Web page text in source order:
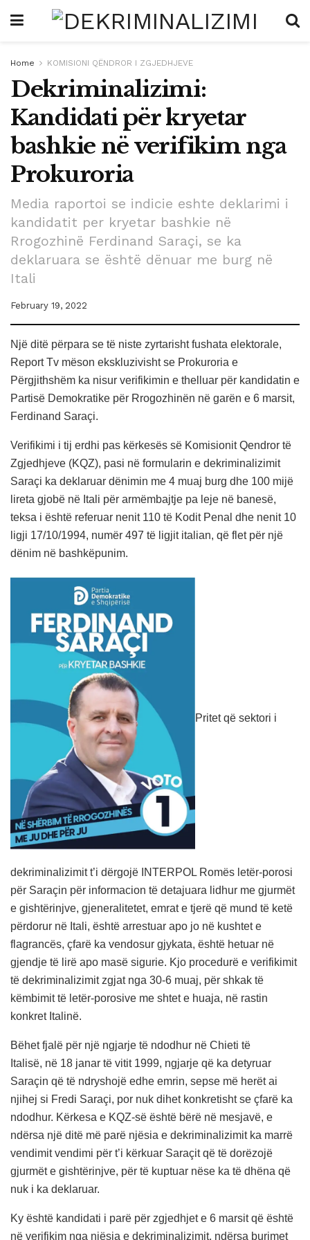
Home KOMISIONI QËNDROR I ZGJEDHJEVE
Dekriminalizimi:
Kandidati për kryetar
bashkie në verifikim nga
Prokuroria
Media raportoi se indicie eshte deklarimi i
kandidatit per kryetar bashkie në
Rrogozhinë Ferdinand Saraçi, se ka
deklaruara se është dënuar me burg në
Itali
February 19, 2022
Një ditë përpara se të niste zyrtarisht fushata elektorale,
Report Tv mëson ekskluzivisht se Prokuroria e
Përgjithshëm ka nisur verifikimin e thelluar për kandidatin e
Partisë Demokratike për Rrogozhinën në garën e 6 marsit,
Ferdinand Saraçi.
Verifikimi i tij erdhi pas kërkesës së Komisionit Qendror të
Zgjedhjeve (KQZ), pasi në formularin e dekriminalizimit
Saraçi ka deklaruar dënimin me 4 muaj burg dhe 100 mijë
lireta gjobë në Itali për armëmbajtje pa leje në banesë,
teksa i është referuar nenit 110 të Kodit Penal dhe nenit 10
ligji 17/10/1994, numër 497 të ligjit italian, që flet për një
dënim në bashkëpunim.
Pritet që sektori i
dekriminalizimit t’i dërgojë INTERPOL Romës letër-porosi
për Saraçin për informacion të detajuara lidhur me gjurmët
e gishtërinjve, gjeneralitetet, emrat e tjerë që mund të ketë
përdorur në Itali, është arrestuar apo jo në kushtet e
flagrancës, çfarë ka vendosur gjykata, është hetuar në
gjendje të lirë apo masë sigurie. Kjo procedurë e verifikimit
të dekriminalizimit zgjat nga 30-6 muaj, për shkak të
këmbimit të letër-porosive me shtet e huaja, në rastin
konkret Italinë.
Bëhet fjalë për një ngjarje të ndodhur në Chieti të
Italisë, në 18 janar të vitit 1999, ngjarje që ka detyruar
Saraçin që të ndryshojë edhe emrin, sepse më herët ai
njihej si Fredi Saraçi, por nuk dihet konkretisht se çfarë ka
ndodhur. Kërkesa e KQZ-së është bërë në mesjavë, e
ndërsa një ditë më parë njësia e dekriminalizimit ka marrë
vendimit vendimi për t’i kërkuar Saraçit që të dorëzojë
gjurmët e gishtërinjve, për të kuptuar nëse ka të dhëna që
nuk i ka deklaruar.
Ky është kandidati i parë për zgjedhjet e 6 marsit që është
në verifikim nga njësia e dekriminalizimit, ndërsa burimet